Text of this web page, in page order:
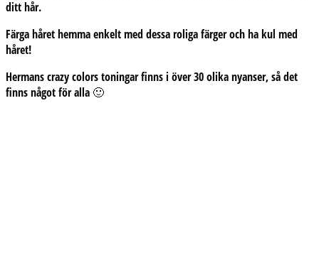
ditt hår.
Färga håret hemma enkelt med dessa roliga färger och ha kul med
håret!
Hermans crazy colors toningar finns i över 30 olika nyanser, så det
finns något för alla 🙂